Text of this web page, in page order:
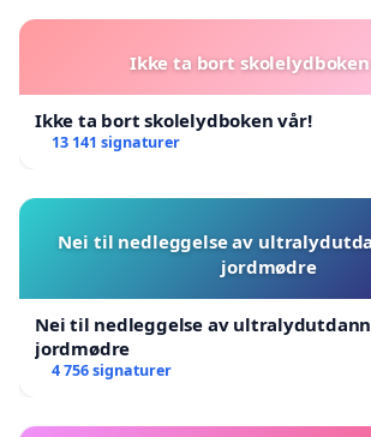
Ikke ta bort
Ikke ta bort skolelydboken vår!
13 141 signaturer
Nei til nedleggelse av
jordmødre
Nei til nedleggelse av
jordmødre
4 756 signaturer